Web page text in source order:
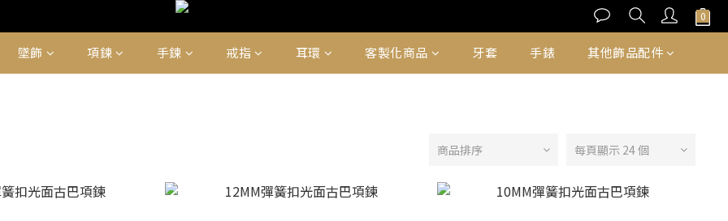
墜飾 項鍊 手鍊 戒指 耳環 客製化商品 牙套 手錶 其他飾品配件
商品排序 每頁顯示 24 個